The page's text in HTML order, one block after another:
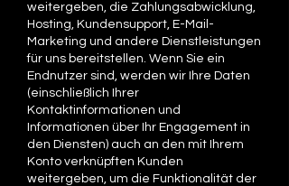
weitergeben, die Zahlungsabwicklung,
Hosting, Kundensupport, E-Mail-
Marketing und andere Dienstleistungen
für uns bereitstellen. Wenn Sie ein
Endnutzer sind, werden wir Ihre Daten
(einschließlich Ihrer
Kontaktinformationen und
Informationen über Ihr Engagement in
den Diensten) auch an den mit Ihrem
Konto verknüpften Kunden
weitergeben, um die Funktionalität der